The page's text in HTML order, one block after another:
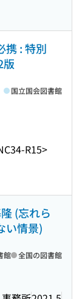
携 : 特別
版
R15>
国立国会図書館
(忘れら
い情景)
館 全国の図書館